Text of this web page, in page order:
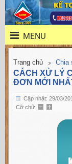
MENU
Trang chủ Chia
CÁCH XỬ LÝ
ĐƠN MỚI
Cập nhật: 29/03/
Cỡ chữ